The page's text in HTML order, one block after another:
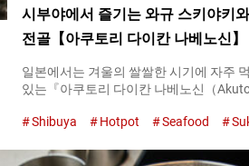
시부야에서 즐기는 와규 스키야키
전골【아쿠토리 다이칸 나베노신】
일본에서는 겨울의 쌀쌀한 시기에 자주
있는『아쿠토리 다이칸 나베노신（
류의 전골을 제공하고 있습니다. 『코쿠
Wagyu Sukiyaki）』 １인분：３,４９
Shibuya Hotpot Seafood